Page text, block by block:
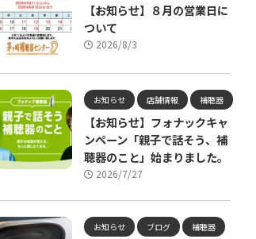
【お知らせ】８月の営業日に
ついて
2026/8/3
お知らせ 店舗情報 補聴器
【お知らせ】フォナックキャ
ンペーン「親子で話そう、補
聴器のこと」始まりました。
2026/7/27
お知らせ ブログ 補聴器